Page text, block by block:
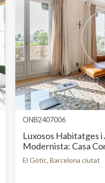
fet que el fa lluminós i
senyorial i disposa de
possibilitat de segregar
ONB2407006
Luxosos Habitatges
Modernista: Casa
El Gòtic, Barcelona ciutat